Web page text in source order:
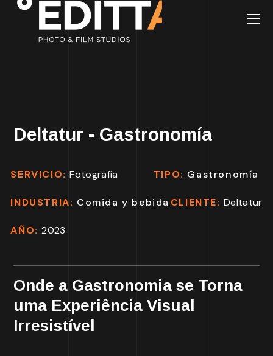
Deltatur - Gastronomía
SERVICIO:Fotografía TIPO: Gastronomía
INDUSTRIA: Comida y bebida CLIENTE:Deltatur
AÑO:2023
Onde a Gastronomia se Torna
uma Experiência Visual
Irresistível